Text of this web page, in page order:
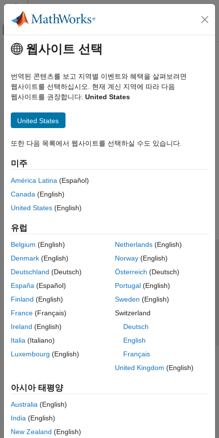
콘텐츠로 바로 가기
오프캔버스 탐색 메뉴 토글
문서 홈
카테고리
C2000 Microcontroller Blockset
Control System Toolbox
Fuzzy Logic Toolbox
Model Predictive Control Toolbox
Predictive Maintenance Toolbox
Raspberry Pi Blockset
Get Started with Robust Control Toolbox
Uncertain System Representation
Linear Matrix Inequalities
Simulink Control Design
Simulink Design Optimization
STM32 Microcontroller Blockset
System Identification Toolbox
주요 콘텐츠
웹사이트 선택
번역된 콘텐츠를 보고 지역별 이벤트와 혜택을 살펴보려면
웹사이트를 선택하십시오. 현재 계신 지역에 따라 다음
웹사이트를 권장합니다: United States
United States
또한 다음 목록에서 웹사이트를 선택하실 수도 있습니다.
미주
América Latina (Español)
Canada (English)
United States (English)
유럽
Belgium (English)
Denmark (English)
Deutschland (Deutsch)
España (Español)
Finland (English)
France (Français)
Ireland (English)
Italia (Italiano)
Luxembourg (English)
Netherlands(English)
Norway(English)
Österreich (Deutsch)
Portugal(English)
Sweden (English)
Switzerland
Deutsch
English
Français
United Kingdom (English)
아시아 태평양
Australia (English)
India (English)
New Zealand (English)
신뢰 센터 등록 상표 개인정보 취급방침
불법 복제 방지
애플리케이션 상태
© 1994-2026 The MathWorks, Inc.